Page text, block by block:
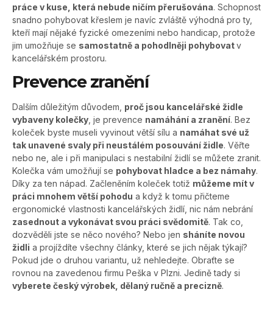
práce v kuse, která nebude ničím přerušována. Schopnost
snadno pohybovat křeslem je navíc zvláště výhodná pro ty,
kteří mají nějaké fyzické omezeními nebo handicap, protože
jim umožňuje se samostatně a pohodlněji pohybovatv
kancelářském prostoru.
Prevence zranění
Dalším důležitým důvodem, proč jsou kancelářské židle
vybaveny kolečky , je prevence namáhání a zranění. Bez
koleček byste museli vyvinout větší sílu a namáhat své už
tak unavené svaly při neustálém posouvání židle. Věřte
nebo ne, ale i při manipulaci s nestabilní židlí se můžete zranit.
Kolečka vám umožňují se pohybovat hladce a bez námahy.
Díky za ten nápad. Začleněním koleček totiž můžeme mít v
práci mnohem větší pohodu a když k tomu přičteme
ergonomické vlastnosti kancelářských židlí, nic nám nebrání
zasednout a vykonávat svou práci svědomitě. Tak co,
dozvěděli jste se něco nového? Nebo jen sháníte novou
židli a projíždíte všechny články, které se jich nějak týkají?
Pokud jde o druhou variantu, už nehledejte. Obraťte se
rovnou na zavedenou firmu Peška v Plzni. Jedině tady si
vyberete český výrobek, dělaný ručně a precizně.